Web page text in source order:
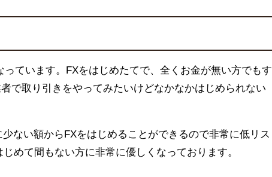
ています。FXをはじめたてで、全くお金が無い方でもす
で取り引きをやってみたいけどなかなかはじめられない
ない額からFXをはじめることができるので非常に低リス
めて間もない方に非常に優しくなっております。